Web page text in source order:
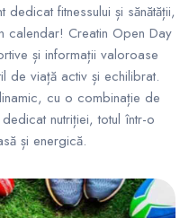
dedicat fitnessului și sănătății,
calendar! Creatin Open Day
și informații valoroase
de viață activ și echilibrat.
cu o combinație de
nutriției, totul într-o
și energică.